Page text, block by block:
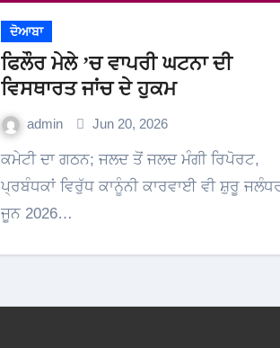
ਦੋਆਬਾ
ਫਿਲੌਰ ਮੇਲੇ ’ਚ ਵਾਪਰੀ ਘਟਨਾ ਦੀ
ਵਿਸਥਾਰਤ ਜਾਂਚ ਦੇ ਹੁਕਮ
admin Jun 20, 2026
ਕਮੇਟੀ ਦਾ ਗਠਨ; ਜਲਦ ਤੋਂ ਜਲਦ ਮੰਗੀ ਰਿਪੋਰਟ,
ਪ੍ਰਬੰਧਕਾਂ ਵਿਰੁੱਧ ਕਾਨੂੰਨੀ ਕਾਰਵਾਈ ਵੀ ਸ਼ੁਰੂ
ਜੂਨ 2026…